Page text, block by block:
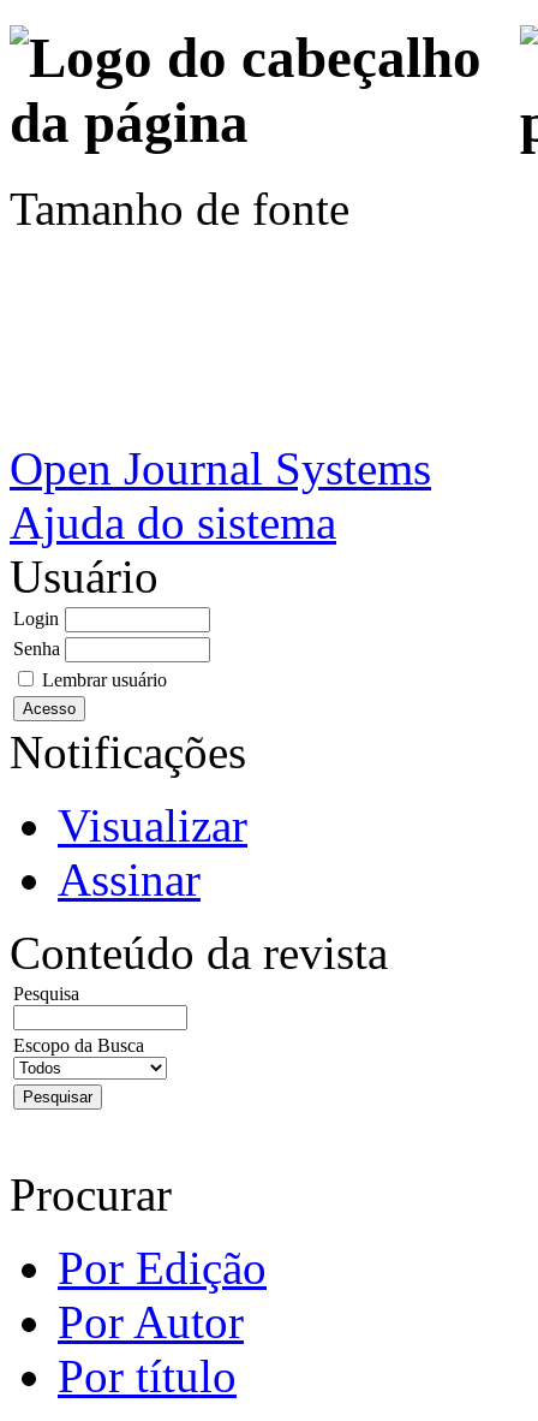
Tamanho de fonte
Open Journal Systems
Ajuda do sistema
Usuário
Login
Senha
Lembrar usuário
Notificações
Visualizar
Assinar
Conteúdo da revista
Pesquisa
Escopo da Busca
Procurar
Por Edição
Por Autor
Por título